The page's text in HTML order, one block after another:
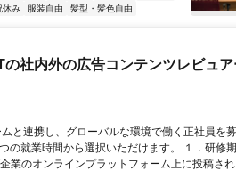
休み 服装自由 髪型・髪色自由
の社内外の広告コンテンツレビュ
と連携し、グローバルな環境で働く正社員を
の就業時間から選択いただけます。 １．研修
業のオンラインプラットフォーム上に投稿さ